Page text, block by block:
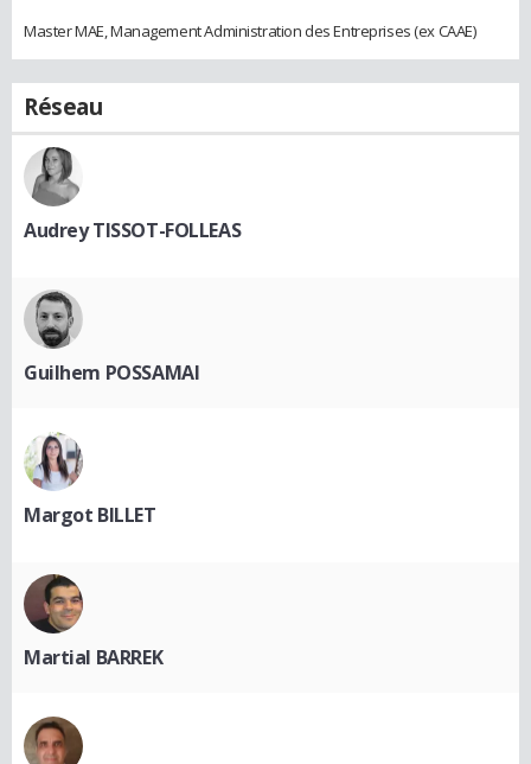
Master MAE, Management Administration des Entreprises (ex CAAE)
Réseau
Audrey TISSOT-FOLLEAS
Guilhem POSSAMAI
Margot BILLET
Martial BARREK